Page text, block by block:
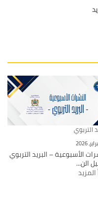
التربوي
الأسبوعية – البريد التربوي
الن...
المزيد